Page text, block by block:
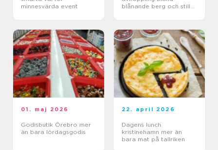
minnesvärda event
blånande berg och stilla
01. maj 2026
Godisbutik Örebro mer
än bara lördagsgodis
22. april 2026
Dagens lunch
kristinehamn mer än
bara mat på tallriken